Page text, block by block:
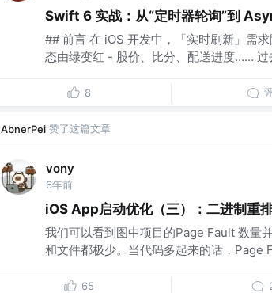
Swift 6 实战：从“定时器轮询”到
## 前言 在 iOS 开发中，「实时刷新」需
态由绿变红 - 股价、比分、配送进度……
8
AbnerPei 赞了这篇文章
vony
6年前
iOS App启动优化（三）：二进制重
我们可以看到图中项目的Page Fault 数量
和文件都极少。当代码多起来的话，Page
65